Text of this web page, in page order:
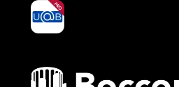
yoU@B
Bocconi shop